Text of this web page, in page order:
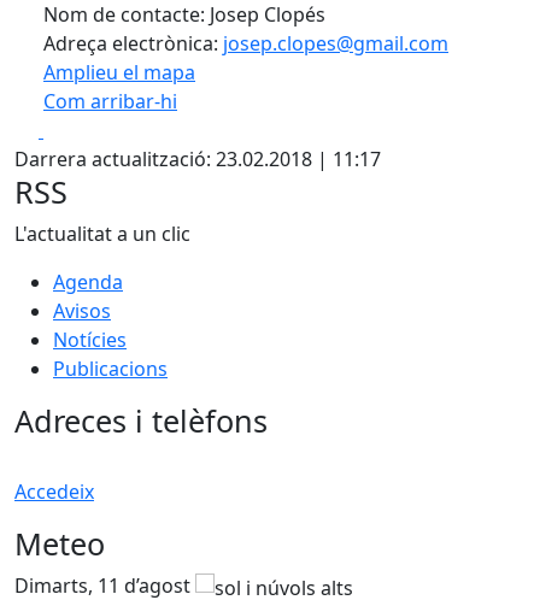
Nom de contacte: Josep Clopés
Adreça electrònica: josep.clopes@gmail.com
Amplieu el mapa
Com arribar-hi
+
−
Darrera actualització: 23.02.2018 | 11:17
RSS
L'actualitat a un clic
Agenda
Avisos
Notícies
Publicacions
Adreces i telèfons
Accedeix
Meteo
Dimarts, 11 d’agost